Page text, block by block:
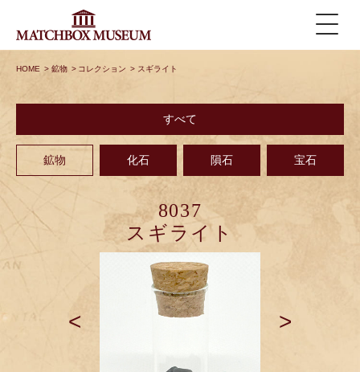
HOME > 鉱物 > コレクション > スギライト
すべて
鉱物 化石 隕石 宝石
<
8037
スギライト
>